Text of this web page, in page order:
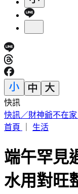
快訊
中國出入境新規將
首頁
生活
端午罕見
水用對旺